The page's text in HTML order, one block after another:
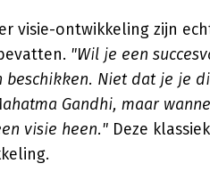
visie-ontwikkeling zijn
"Wil je een
beschikken. Niet dat je je
Gandhi, maar
visie heen." Deze